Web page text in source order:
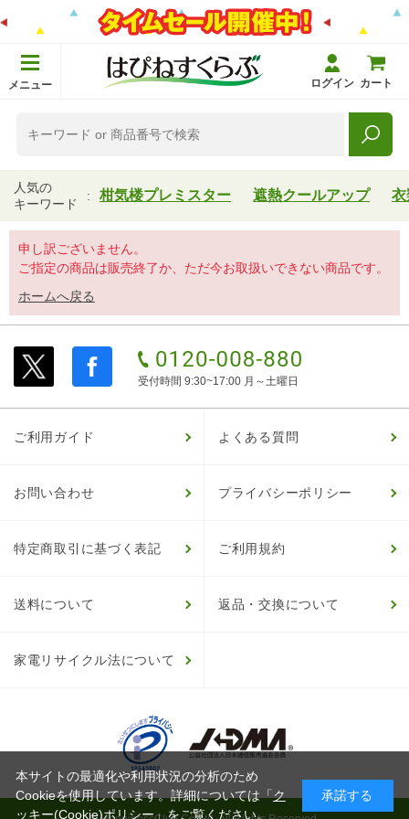
メニュー ログイン カート
人気の
キーワード
柑気楼プレミスター 遮熱クールアップ 衣
申し訳ございません。
ご指定の商品は販売終了か、ただ今お取扱いできない商品です。
ホームへ戻る
受付時間 9:30~17:00 月～土曜日
ご利用ガイド よくある質問
お問い合わせ プライバシーポリシー
特定商取引に基づく表記 ご利用規約
送料について 返品・交換について
家電リサイクル法について
本サイトの最適化や利用状況の分析のため
Cookieを使用しています。詳細については「ク
ッキー(Cookie)ポリシー」をご覧ください。
承諾する